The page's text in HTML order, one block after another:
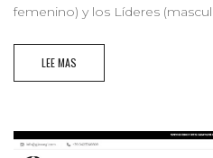
femenino) y los Líderes
LEE MAS